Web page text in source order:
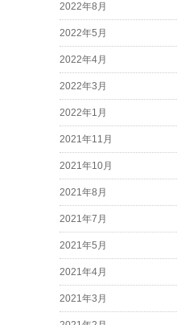
2022年8月
2022年5月
2022年4月
2022年3月
2022年1月
2021年11月
2021年10月
2021年8月
2021年7月
2021年5月
2021年4月
2021年3月